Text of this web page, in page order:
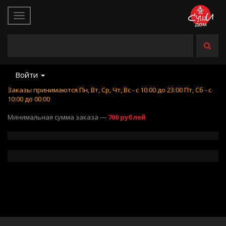
Войти
Заказы принимаются Пн, Вт, Ср, Чт, Вс - с 10:00 до 23:00 Пт, Сб - с
10:00 до 00:00
Минимальная сумма заказа — 700 рублей
ДОСТАВКА элемент(ы) 1 - 24 из 237